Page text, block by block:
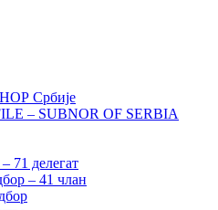
Србије
– SUBNOR OF SERBIA
71 делегат
– 41 члан